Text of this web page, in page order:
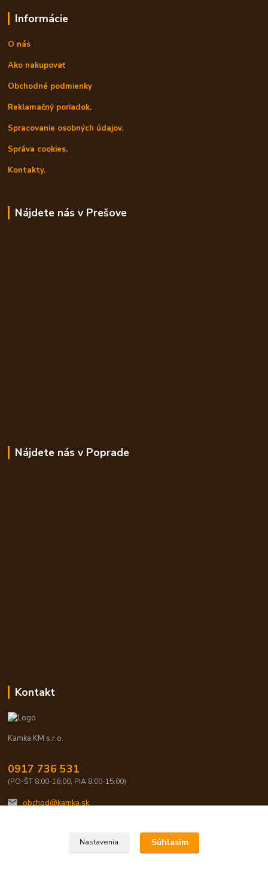
Informácie
O nás
Ako nakupovať
Obchodné podmienky
Reklamačný poriadok.
Spracovanie osobných údajov.
Správa cookies.
Kontakty.
Nájdete nás v Prešove
Nájdete nás v Poprade
Kontakt
Kamka KM s.r.o.
0917 736 531
(PO-ŠT 8:00-16:00, PIA 8:00-15:00)
obchod@kamka.sk
Nastavenia Súhlasím